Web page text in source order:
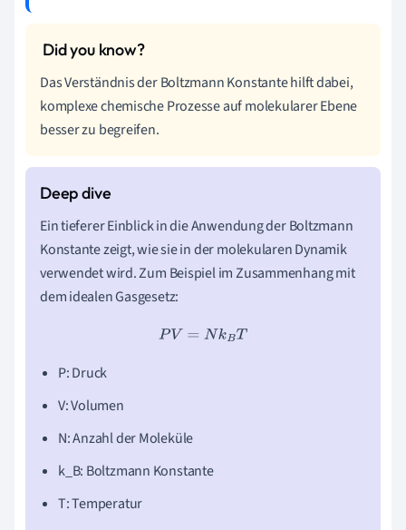
Das Verständnis der Boltzmann Konstante hilft dabei,
komplexe chemische Prozesse auf molekularer Ebene
besser zu begreifen.
Ein tieferer Einblick in die Anwendung der Boltzmann
Konstante zeigt, wie sie in der molekularen Dynamik
verwendet wird. Zum Beispiel im Zusammenhang mit
dem idealen Gasgesetz:
P V=NkBT
P: Druck
V: Volumen
N: Anzahl der Moleküle
k_B: Boltzmann Konstante
T: Temperatur